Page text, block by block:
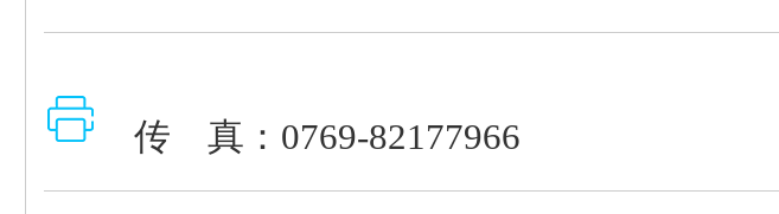
传 真：0769-82177966